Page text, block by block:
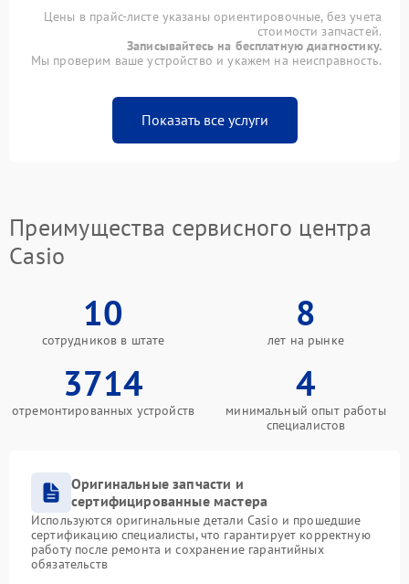
Цены в прайс-листе указаны ориентировочные, без учета
стоимости запчастей.
Записывайтесь на бесплатную диагностику.
Мы проверим ваше устройство и укажем на неисправность.
Показать все услуги
Преимущества сервисного центра
Casio
10
сотрудников в штате
8
лет на рынке
3714
отремонтированных устройств
4
минимальный опыт работы
специалистов
Оригинальные запчасти и
сертифицированные мастера
Используются оригинальные детали Casio и прошедшие
сертификацию специалисты, что гарантирует корректную
работу после ремонта и сохранение гарантийных
обязательств